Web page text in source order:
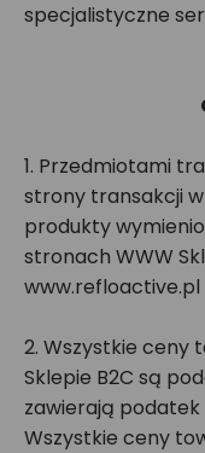
specjalistyczne
1. Przedmiotami
strony transakcji
produkty
stronach WWW
www.refloactive.pl
2. Wszystkie ceny
Sklepie B2C są
zawierają
Wszystkie ceny